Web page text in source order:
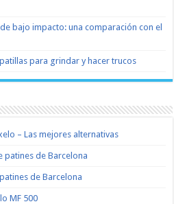
bajo impacto: una comparación con el
para grindar y hacer trucos
– Las mejores alternativas
patines de Barcelona
de Barcelona
MF 500